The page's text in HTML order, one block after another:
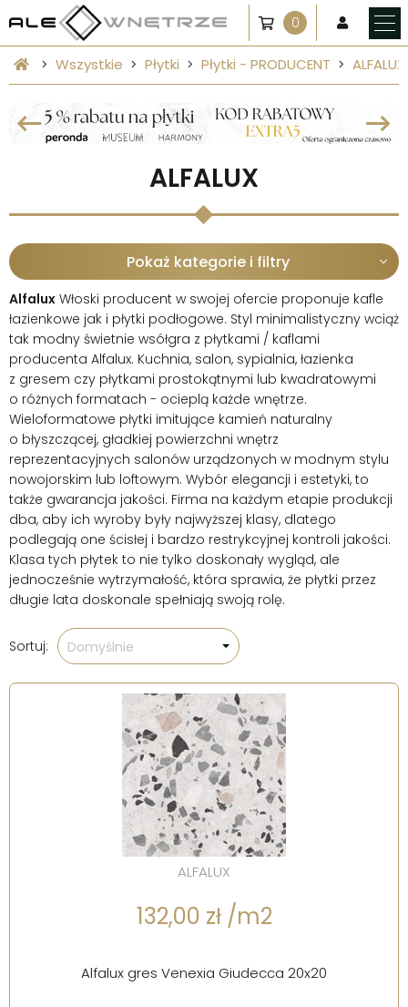
0
Wszystkie Płytki Płytki - PRODUCENT ALFALUX
ALFALUX
Pokaż kategorie i filtry
Alfalux Włoski producent w swojej ofercie proponuje kafle
łazienkowe jak i płytki podłogowe. Styl minimalistyczny wciąż
tak modny świetnie wsółgra z płytkami / kaflami
producenta Alfalux. Kuchnia, salon, sypialnia, łazienka
z gresem czy płytkami prostokątnymi lub kwadratowymi
o różnych formatach - ocieplą każde wnętrze.
Wieloformatowe płytki imitujące kamień naturalny
o błyszczącej, gładkiej powierzchni wnętrz
reprezentacyjnych salonów urządzonych w modnym stylu
nowojorskim lub loftowym. Wybór elegancji i estetyki, to
także gwarancja jakości. Firma na każdym etapie produkcji
dba, aby ich wyroby były najwyższej klasy, dlatego
podlegają one ścisłej i bardzo restrykcyjnej kontroli jakości.
Klasa tych płytek to nie tylko doskonały wygląd, ale
jednocześnie wytrzymałość, która sprawia, że płytki przez
długie lata doskonale spełniają swoją rolę.
Sortuj: Domyślnie
ALFALUX
132,00 zł /m2
Alfalux gres Venexia Giudecca 20x20